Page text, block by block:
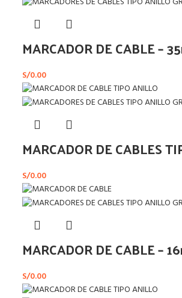
MARCADOR DE CABLE –
S/0.00
MARCADOR DE CABLES
S/0.00
MARCADOR DE CABLE –
S/0.00